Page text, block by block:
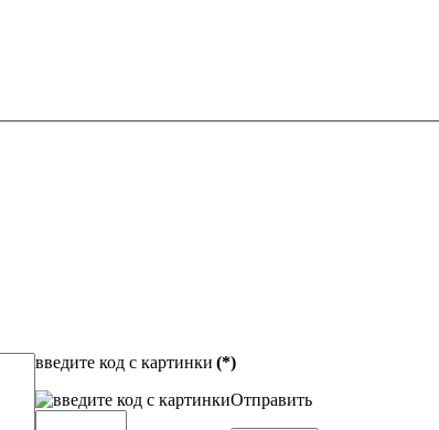
введите код с картинки (*)
Отправить